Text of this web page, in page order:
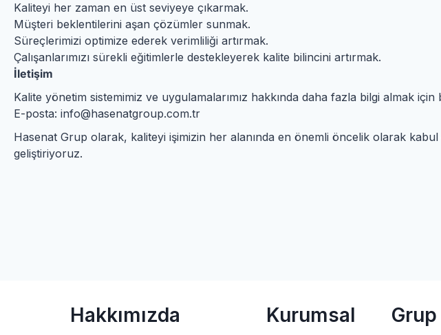
Kaliteyi her zaman en üst seviyeye çıkarmak.
Müşteri beklentilerini aşan çözümler sunmak.
Süreçlerimizi optimize ederek verimliliği artırmak.
Çalışanlarımızı sürekli eğitimlerle destekleyerek kalite bilincini artırmak.
İletişim
Kalite yönetim sistemimiz ve uygulamalarımız hakkında daha fazla bilgi almak için
E-posta: info@hasenatgroup.com.tr
Hasenat Grup olarak, kaliteyi işimizin her alanında en önemli öncelik olarak kabul
geliştiriyoruz.
Hakkımızda Kurumsal